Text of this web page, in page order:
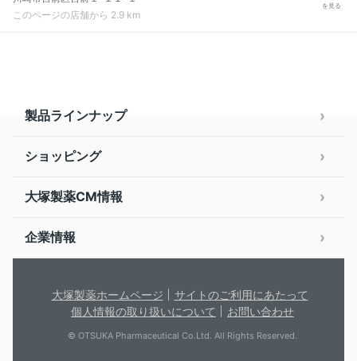
このページの店舗から 2.9 km
を見る
製品ラインナップ
ショッピング
大塚製薬CM情報
企業情報
大塚製薬ホームページ
サイトのご利用にあたって
個人情報の取り扱いについて
お問い合わせ
© OTSUKA Pharmaceutical Co.Ltd. All Rights Reserved.